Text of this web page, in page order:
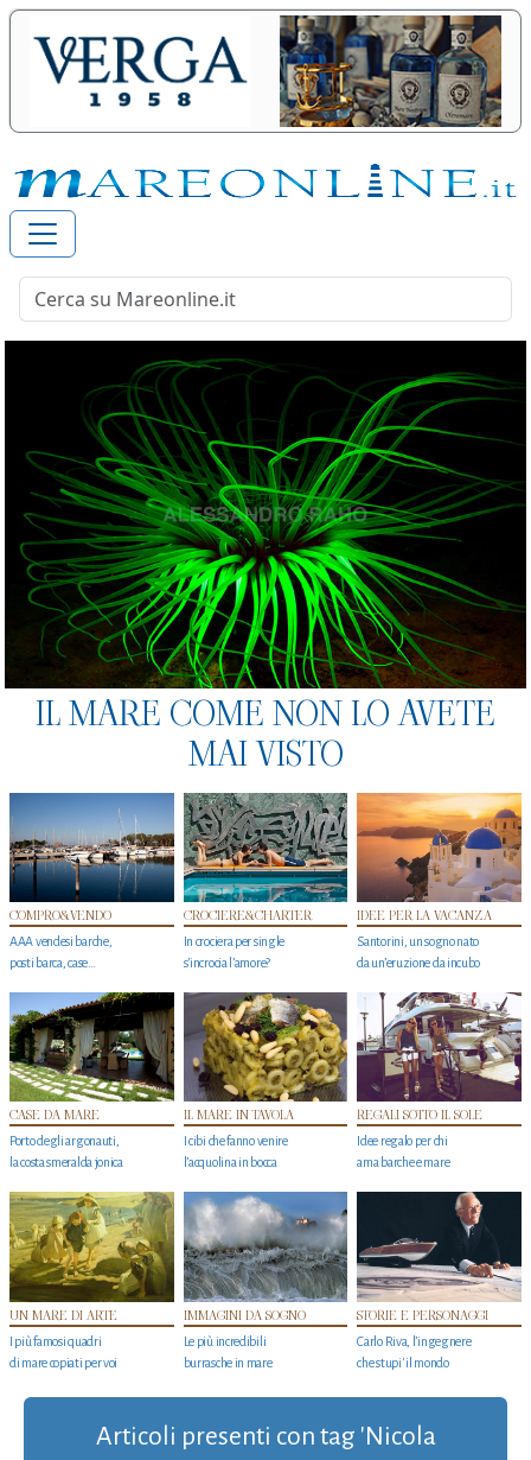
IL MARE COME NON LO AVETE
MAI VISTO
COMPRO&VENDO
AAA vendesi barche,
posti barca, case…
CROCIERE&CHARTER
In crociera per single
s'incrocia l’amore?
IDEE PER LA VACANZA
Santorini, un sogno nato
da un’eruzione da incubo
CASE DA MARE
Porto degli argonauti,
la costa smeralda jonica
IL MARE IN TAVOLA
I cibi che fanno venire
l’acquolina in bocca
REGALI SOTTO IL SOLE
Idee regalo per chi
ama barche e mare
UN MARE DI ARTE
I più famosi quadri
di mare copiati per voi
IMMAGINI DA SOGNO
Le più incredibili
burrasche in mare
STORIE E PERSONAGGI
Carlo Riva, l’ingegnere
che stupi' il mondo
Articoli presenti con tag 'Nicola